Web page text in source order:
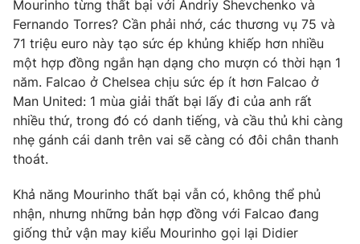
Theo dõi báo trên
Cơ quan chủ quản:Đài Truyền hình Việt Nam
Cơ quan báo chí:Thời báo VTV
Giấy phép hoạt động báo in và báo điện tử số 483/GP-BTTTT
cấp ngày 29/12/2023
Tổng Biên tập:
Phó Tổng Biên tập:Nguyễn Thị Mỹ Hạnh, Phạm Quốc Thắng,
Nguyễn Trọng Ninh
Tổng đài VTV:024.38 355 931 - 024.38 355 932
Mourinho từng thất bại với Andriy Shevchenko và
Fernando Torres? Cần phải nhớ, các thương vụ 75 và
71 triệu euro này tạo sức ép khủng khiếp hơn nhiều
một hợp đồng ngắn hạn dạng cho mượn có thời hạn 1
năm. Falcao ở Chelsea chịu sức ép ít hơn Falcao ở
Man United: 1 mùa giải thất bại lấy đi của anh rất
nhiều thứ, trong đó có danh tiếng, và cầu thủ khi càng
nhẹ gánh cái danh trên vai sẽ càng có đôi chân thanh
thoát.
Khả năng Mourinho thất bại vẫn có, không thể phủ
nhận, nhưng những bản hợp đồng với Falcao đang
giống thử vận may kiểu Mourinho gọi lại Didier